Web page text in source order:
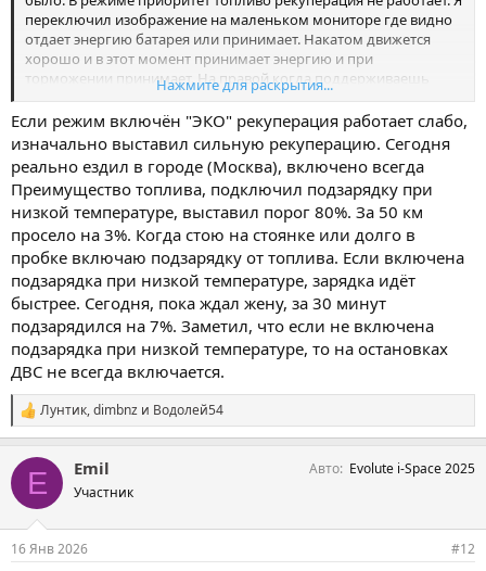
переключил изображение на маленьком мониторе где видно
отдает энергию батарея или принимает. Накатом движется
хорошо и в этот момент принимает энергию и при
торможении принимает. На правой когда поддерживаешь
скорость то отдает то принимает. На подъеме в основном
отдает,
Нажмите для раскрытия...
Если режим включён "ЭКО" рекуперация работает слабо,
изначально выставил сильную рекуперацию. Сегодня
реально ездил в городе (Москва), включено всегда
Преимущество топлива, подключил подзарядку при
низкой температуре, выставил порог 80%. За 50 км
просело на 3%. Когда стою на стоянке или долго в
пробке включаю подзарядку от топлива. Если включена
подзарядка при низкой температуре, зарядка идёт
быстрее. Сегодня, пока ждал жену, за 30 минут
подзарядился на 7%. Заметил, что если не включена
подзарядка при низкой температуре, то на остановках
ДВС не всегда включается.
С
и
п
т
:
Лунтик,dimbnz и Водолей54
E Emil
Участник
Авто Evolute i-Space 2025
16 Янв 2026 #12